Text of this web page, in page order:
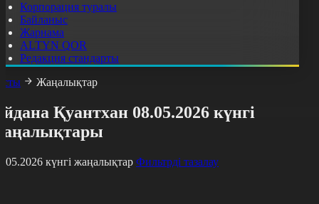
Корпорация туралы
Байланыс
Жарнама
ALTYN QOR
Редакция стандарты
Жаңалықтар
Қуантхан 08.05.2026 күнгі
күнгі жаңалықтар Фильтрді тазалау